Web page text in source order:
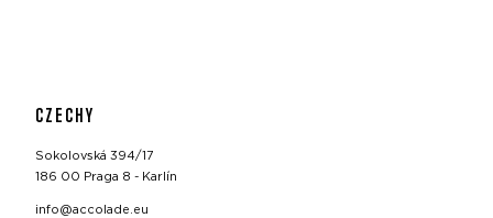
CZECHY
Sokolovská 394/17
186 00 Praga 8 - Karlín
info@accolade.eu